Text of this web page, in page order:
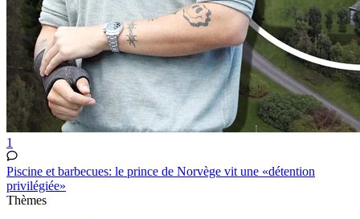
1
Piscine et barbecues: le prince de Norvège vit une «détention
privilégiée»
Thèmes